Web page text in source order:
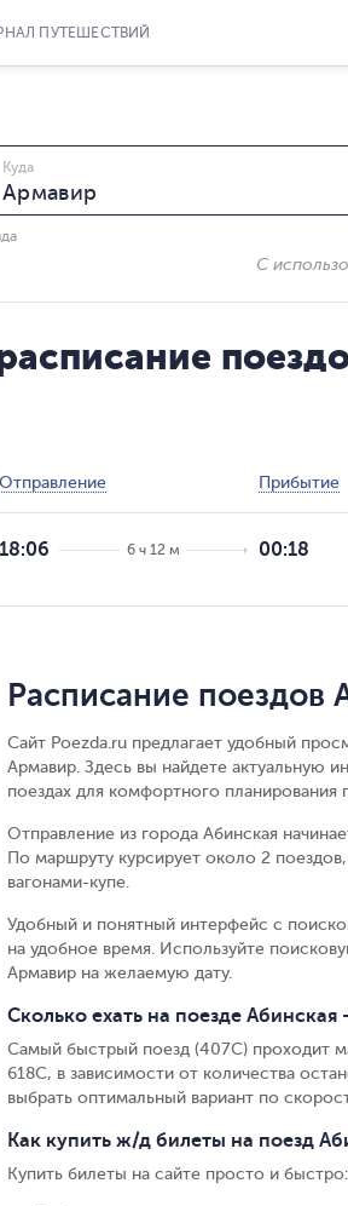
ПУТЕШЕСТВИЙ
Куда
С
Отправление Прибытие
18:06 6 ч 12 м 00:18
Расписание
Сайт Poezda.ru предлагает удобный
Армавир. Здесь вы найдете актуальную
поездах для комфортного планирования
Отправление из города Абинская
По маршруту курсирует около 2
вагонами-купе.
Удобный и понятный интерфейс с
на удобное время. Используйте
Армавир на желаемую дату.
Сколько ехать на поезде
Самый быстрый поезд (407С) проходит
618С, в зависимости от количества
выбрать оптимальный вариант по
Как купить ж/д билеты на поезд
Купить билеты на сайте просто и быстро: